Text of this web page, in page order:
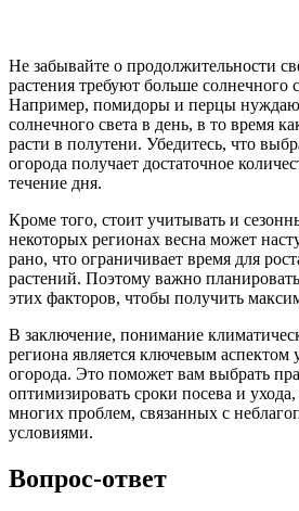
Не забывайте о продолжительности
растения требуют больше солнечного
Например, помидоры и перцы
солнечного света в день, в то время
расти в полутени. Убедитесь, что
огорода получает достаточное
течение дня.
Кроме того, стоит учитывать и
некоторых регионах весна может
рано, что ограничивает время для
растений. Поэтому важно
этих факторов, чтобы получить
В заключение, понимание
региона является ключевым аспектом
огорода. Это поможет вам выбрать
оптимизировать сроки посева и
многих проблем, связанных с
условиями.
Вопрос-ответ